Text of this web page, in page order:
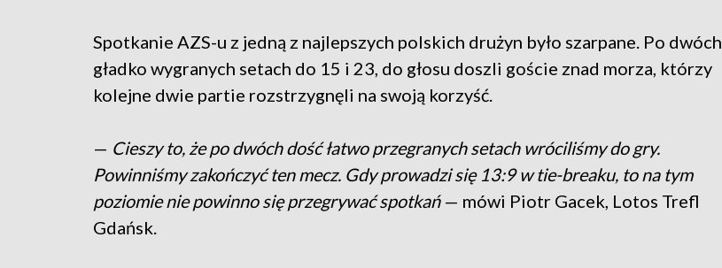
Spotkanie AZS-u z jedną z najlepszych polskich drużyn było szarpane. Po dwóch
gładko wygranych setach do 15 i 23, do głosu doszli goście znad morza, którzy
kolejne dwie partie rozstrzygnęli na swoją korzyść.
— Cieszy to, że po dwóch dość łatwo przegranych setach wróciliśmy do gry.
Powinniśmy zakończyć ten mecz. Gdy prowadzi się 13:9 w tie-breaku, to na tym
poziomie nie powinno się przegrywać spotkań— mówi Piotr Gacek, Lotos Trefl
Gdańsk.